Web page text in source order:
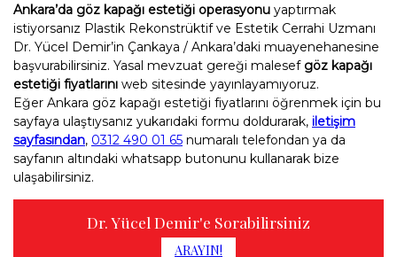
Ankara’da göz kapağı estetiği operasyonu yaptırmak
istiyorsanız Plastik Rekonstrüktif ve Estetik Cerrahi Uzmanı
Dr. Yücel Demir’in Çankaya / Ankara’daki muayenehanesine
başvurabilirsiniz. Yasal mevzuat gereği malesef göz kapağı
estetiği fiyatlarını web sitesinde yayınlayamıyoruz.
Eğer Ankara göz kapağı estetiği fiyatlarını öğrenmek için bu
sayfaya ulaştıysanız yukarıdaki formu doldurarak, iletişim
sayfasından, 0312 490 01 65 numaralı telefondan ya da
sayfanın altındaki whatsapp butonunu kullanarak bize
ulaşabilirsiniz.
Dr. Yücel Demir'e Sorabilirsiniz
ARAYIN!